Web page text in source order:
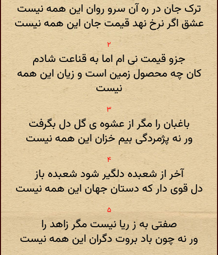
ترک جان در ره آن سرو روان این همه نیست
عشق اگر نرخ نهد قیمت جان این همه نیست
جزو قیمت نی ام اما به قناعت شادم
کان چه محصول زمین است و زیان این همه
نیست
باغبان را مگر از عشوه ی گل دل بگرفت
ور نه پژمردگی بیم خزان این همه نیست
آخر از شعبده دلگیر شود شعبده باز
دل قوی دار که دستان جهان این همه نیست
صفتی به ز ریا نیست مگر زاهد را
ور نه چون باد بروت دگران این همه نیست